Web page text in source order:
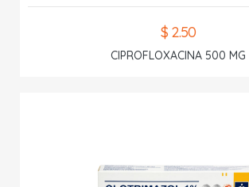
$ 2.50
CIPROFLOXACINA 500 MG